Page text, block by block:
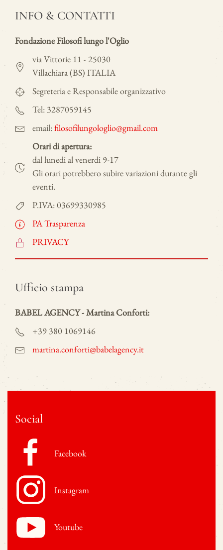
INFO & CONTATTI
Fondazione Filosofi lungo l'Oglio
via Vittorie 11 - 25030
Villachiara (BS) ITALIA
Segreteria e Responsabile organizzativo
Tel: 3287059145
email:filosofilungologlio@gmail.com
Orari di apertura:
dal lunedi al venerdi 9-17
Gli orari potrebbero subire variazioni durante gli
eventi.
P.IVA: 03699330985
PA Trasparenza
PRIVACY
Ufficio stampa
BABEL AGENCY - Martina Conforti:
+39 380 1069146
martina.conforti@babelagency.it
Social
Facebook
Instagram
Youtube